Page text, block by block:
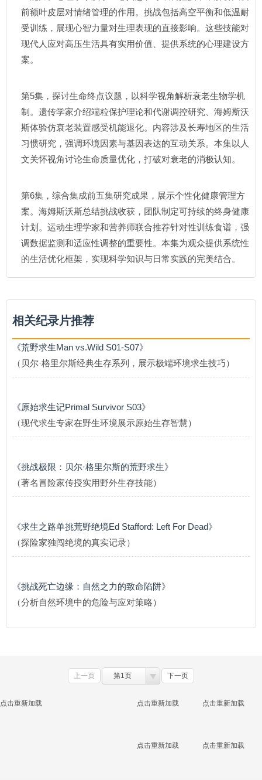
前额叶皮层对情绪管理的作用。挑战包括高空平衡和低温耐
受训练，展现心智力量对生理表现的直接影响。这些技能对
现代人应对高压生活具有实用价值、提供系统的心理建设方
案。
第5集，探讨生命终点议题，以科学视角解析衰老生物学机
制。遗传学家介绍端粒保护理论和代谢调控研究、海姆斯沃
斯体验仿衰老装置感受机能退化。内容涉及长寿地区的生活
习惯研究，强调环境因素与基因表达的互动关系。本集以人
文关怀视角讨论生命质量优化，打破对衰老的消极认知。
第6集，综合集成前五集研究成果，展示个性化健康管理方
案。海姆斯沃斯总结挑战收获，团队制定可持续的终身健康
计划。运动生理学家和营养师联合推荐针对性训练食谱，强
调数据监测和适应性调整的重要性。本集为观众提供系统性
的生活优化框架，实现科学知识与日常实践的完美结合。
相关纪录片推荐
《荒野求生Man vs.Wild S01-S07》
（贝尔·格里尔斯经典生存系列，展示极端环境求生技巧）
《原始求生记Primal Survivor S03》
（现代求生专家在野生环境展示原始生存智慧）
《挑战极限：贝尔·格里尔斯的荒野求生》
（著名冒险家传授实用野外生存技能）
《求生之路单挑荒野绝境Ed Stafford: Left For Dead》
（探险家独闯绝境的真实记录）
《挑战死亡边缘：自然之力的致命陷阱》
（分析自然环境中的危险与应对策略）
上一页 第1页 下一页
点击重新加载 点击重新加载 点击重新加载
点击重新加载 点击重新加载